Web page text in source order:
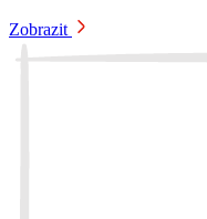
Zobrazit